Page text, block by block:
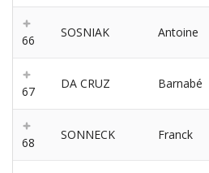
66
SOSNIAK Antoine
67
DA CRUZ Barnabé
68
SONNECK Franck